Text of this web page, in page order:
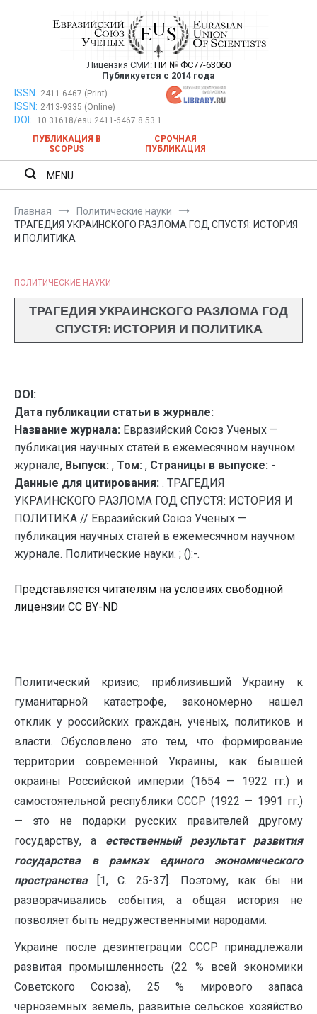
Евразийский Союз Ученых —
публикация научных статей в
ежемесячном научном журнале
Лицензия СМИ: ПИ № ФС77-63060
Публикуется с 2014 года
Евразийский Союз Ученых — публикация научных статей в
ежемесячном научном журнале
ISSN: 2411-6467 (Print)
ISSN: 2413-9335 (Online)
DOI:
10.31618/esu.2411-6467.8.53.1
ПУБЛИКАЦИЯ В
SCOPUS
СРОЧНАЯ
ПУБЛИКАЦИЯ
MENU
Главная
Политические науки
ТРАГЕДИЯ УКРАИНСКОГО РАЗЛОМА ГОД СПУСТЯ: ИСТОРИЯ
И ПОЛИТИКА
ПОЛИТИЧЕСКИЕ НАУКИ
ТРАГЕДИЯ УКРАИНСКОГО РАЗЛОМА ГОД
СПУСТЯ: ИСТОРИЯ И ПОЛИТИКА
DOI:
Дата публикации статьи в журнале:
Название журнала: Евразийский Союз Ученых —
публикация научных статей в ежемесячном научном
журнале, Выпуск: , Том: , Страницы в выпуске: -
Данные для цитирования: . ТРАГЕДИЯ
УКРАИНСКОГО РАЗЛОМА ГОД СПУСТЯ: ИСТОРИЯ И
ПОЛИТИКА // Евразийский Союз Ученых —
публикация научных статей в ежемесячном научном
журнале. Политические науки. ; ():-.
Представляется читателям на условиях свободной
лицензии CC BY-ND
Политический кризис, приблизивший Украину к
гуманитарной катастрофе, закономерно нашел
отклик у российских граждан, ученых, политиков и
власти. Обусловлено это тем, что формирование
территории современной Украины, как бывшей
окраины Российской империи (1654 — 1922 гг.) и
самостоятельной республики СССР (1922 — 1991 гг.)
— это не подарки русских правителей другому
государству, а естественный результат развития
государства в рамках единого экономического
пространства[1, С. 25-37]. Поэтому, как бы ни
разворачивались события, а общая история не
позволяет быть недружественными народами.
Украине после дезинтеграции СССР принадлежали
развитая промышленность (22 % всей экономики
Советского Союза), 25 % мирового запаса
черноземных земель, развитые сельское хозяйство